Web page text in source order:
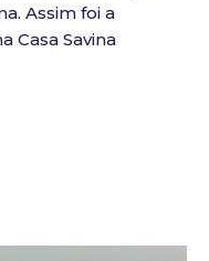
Assim foi a
Casa Savina